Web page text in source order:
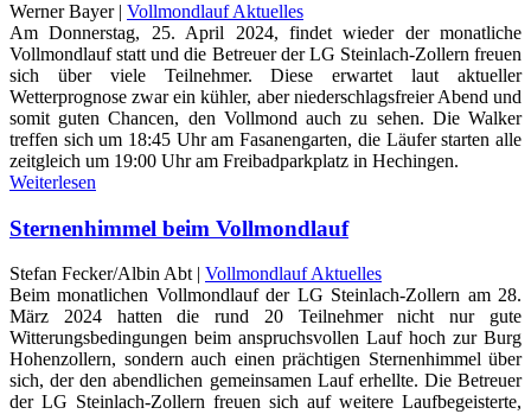
Werner Bayer | Vollmondlauf Aktuelles
Am Donnerstag, 25. April 2024, findet wieder der monatliche
Vollmondlauf statt und die Betreuer der LG Steinlach-Zollern freuen
sich über viele Teilnehmer. Diese erwartet laut aktueller
Wetterprognose zwar ein kühler, aber niederschlagsfreier Abend und
somit guten Chancen, den Vollmond auch zu sehen. Die Walker
treffen sich um 18:45 Uhr am Fasanengarten, die Läufer starten alle
zeitgleich um 19:00 Uhr am Freibadparkplatz in Hechingen.
Weiterlesen
Sternenhimmel beim Vollmondlauf
Stefan Fecker/Albin Abt | Vollmondlauf Aktuelles
Beim monatlichen Vollmondlauf der LG Steinlach-Zollern am 28.
März 2024 hatten die rund 20 Teilnehmer nicht nur gute
Witterungsbedingungen beim anspruchsvollen Lauf hoch zur Burg
Hohenzollern, sondern auch einen prächtigen Sternenhimmel über
sich, der den abendlichen gemeinsamen Lauf erhellte. Die Betreuer
der LG Steinlach-Zollern freuen sich auf weitere Laufbegeisterte,